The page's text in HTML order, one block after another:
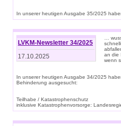
In unserer heutigen Ausgabe 35/2025
LVKM-Newsletter 34/2025
17.10.2025
…
an die
wenn
In unserer heutigen Ausgabe 34/2025
Behinderung ausgesucht:
Teilhabe / Katastrophenschutz
inklusive Katastrophenvorsorge: